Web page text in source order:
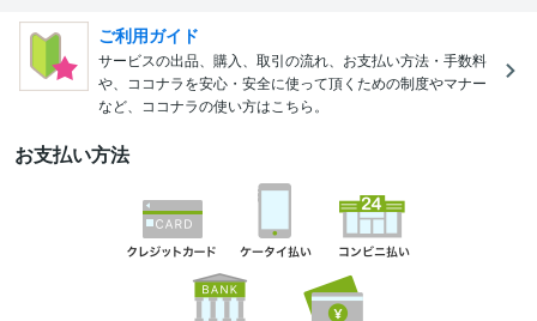
ご利用ガイド
サービスの出品、購入、取引の流れ、お支払い方法・手数料
や、ココナラを安心・安全に使って頂くための制度やマナー
など、ココナラの使い方はこちら。
お支払い方法